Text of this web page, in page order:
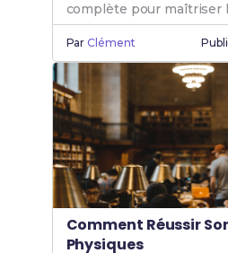
complète pour maîtriser
Mesure Physique et
ParClément
Comment Réussir
Physiques